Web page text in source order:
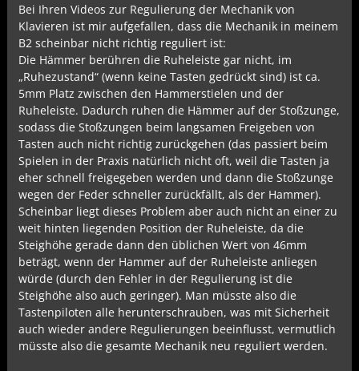
Bei Ihren Videos zur Regulierung der Mechanik von
Klavieren ist mir aufgefallen, dass die Mechanik in meinem
B2 scheinbar nicht richtig reguliert ist:
Die Hämmer berühren die Ruheleiste gar nicht, im
„Ruhezustand“ (wenn keine Tasten gedrückt sind) ist ca.
5mm Platz zwischen den Hammerstielen und der
Ruheleiste. Dadurch ruhen die Hämmer auf der Stoßzunge,
sodass die Stoßzungen beim langsamen Freigeben von
Tasten auch nicht richtig zurückgehen (das passiert beim
Spielen in der Praxis natürlich nicht oft, weil die Tasten ja
eher schnell freigegeben werden und dann die Stoßzunge
wegen der Feder schneller zurückfällt, als der Hammer).
Scheinbar liegt dieses Problem aber auch nicht an einer zu
weit hinten liegenden Position der Ruheleiste, da die
Steighöhe gerade dann den üblichen Wert von 46mm
beträgt, wenn der Hammer auf der Ruheleiste anliegen
würde (durch den Fehler in der Regulierung ist die
Steighöhe also auch geringer). Man müsste also die
Tastenpiloten alle herunterschrauben, was mit Sicherheit
auch wieder andere Regulierungen beeinflusst, vermutlich
müsste also die gesamte Mechanik neu reguliert werden.